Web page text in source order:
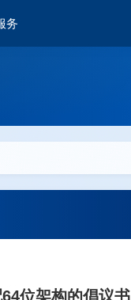
务
位架构的倡议书